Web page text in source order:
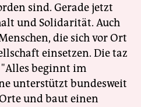
sind. Gerade jetzt
und Solidarität. Auch
die sich vor Ort
einsetzen. Die taz
beginnt im
unterstützt bundesweit
und baut einen